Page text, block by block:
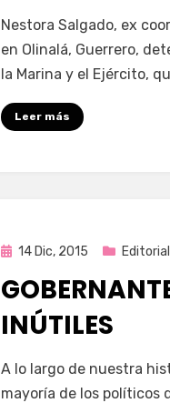
porEnrique
Nestora Salgado, ex
en Olinalá, Guerrero,
la Marina y el Ejército,
Leer más
Publicada
14 Dic, 2015 Editorial
INÚTILES
porEnrique
A lo largo de nuestra
mayoría de los políticos